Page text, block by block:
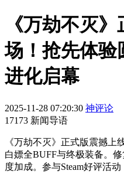
《万劫不灭
场！抢先体验
进化启幕
2025-11-28 07:20:30 神评论
17173 新闻导语
《万劫不灭》正式版震撼上
白嫖全BUFF与终极装备。
度加成。参与Steam好评活动